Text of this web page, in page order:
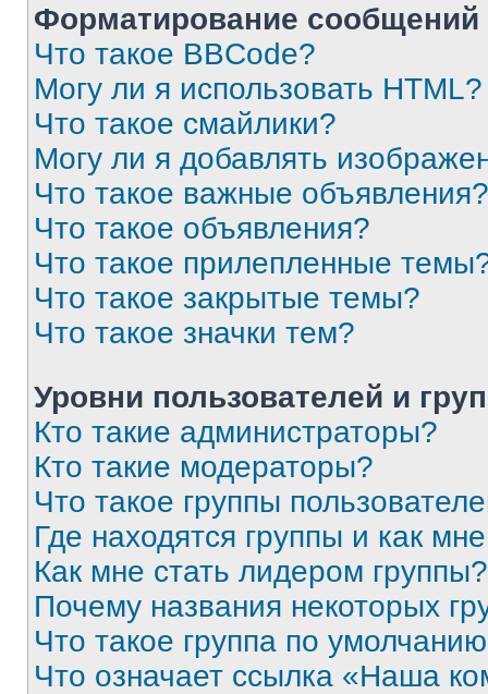
Форматирование
Что такое BBCode?
Могу ли я использовать HTML?
Что такое смайлики?
Могу ли я добавлять
Что такое важные объявления?
Что такое объявления?
Что такое прилепленные
Что такое закрытые темы?
Что такое значки тем?
Уровни пользователей и
Кто такие администраторы?
Кто такие модераторы?
Что такое группы
Где находятся группы и как
Как мне стать лидером группы?
Почему названия некоторых
Что такое группа по
Что означает ссылка «Наша